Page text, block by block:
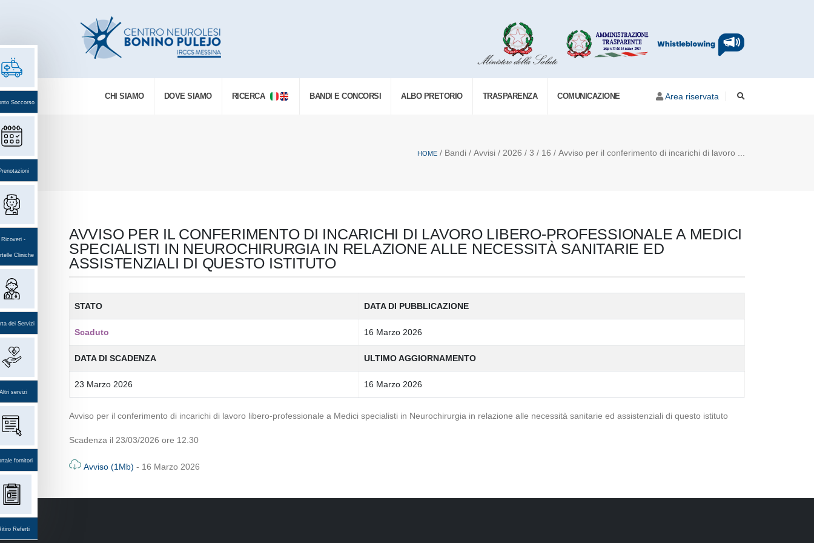
CHI SIAMO DOVE SIAMO RICERCA BANDI E CONCORSI ALBO PRETORIO TRASPARENZA COMUNICAZIONE Area riservata
Soccorso
Ricoveri -
Cliniche
dei Servizi
Altri servizi
fornitori
Referti
HOME / Bandi / Avvisi / 2026 / 3 / 16 / Avviso per il conferimento di incarichi di lavoro ...
AVVISO PER IL CONFERIMENTO DI INCARICHI DI LAVORO LIBERO-PROFESSIONALE A MEDICI
SPECIALISTI IN NEUROCHIRURGIA IN RELAZIONE ALLE NECESSITÀ SANITARIE ED
ASSISTENZIALI DI QUESTO ISTITUTO
STATO DATA DI PUBBLICAZIONE
Scaduto 16 Marzo 2026
DATA DI SCADENZA ULTIMO AGGIORNAMENTO
23 Marzo 2026 16 Marzo 2026
Avviso per il conferimento di incarichi di lavoro libero-professionale a Medici specialisti in Neurochirurgia in relazione alle necessità sanitarie ed assistenziali di questo istituto
Scadenza il 23/03/2026 ore 12.30
Avviso (1Mb) - 16 Marzo 2026